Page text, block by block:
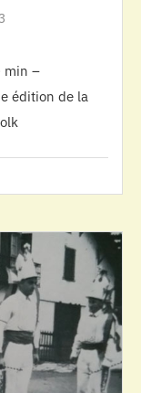
min –
édition de la